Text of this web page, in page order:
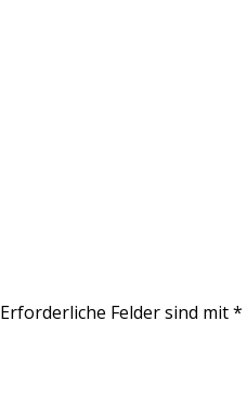
Erforderliche Felder sind mit*